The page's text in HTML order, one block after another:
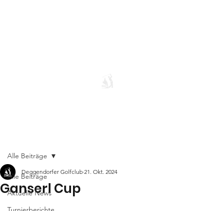
Alle Beiträge
Aktuelle News
Alle Beiträge
Ganserl Cup
Deggendorfer Golfclub 21. Okt. 2024